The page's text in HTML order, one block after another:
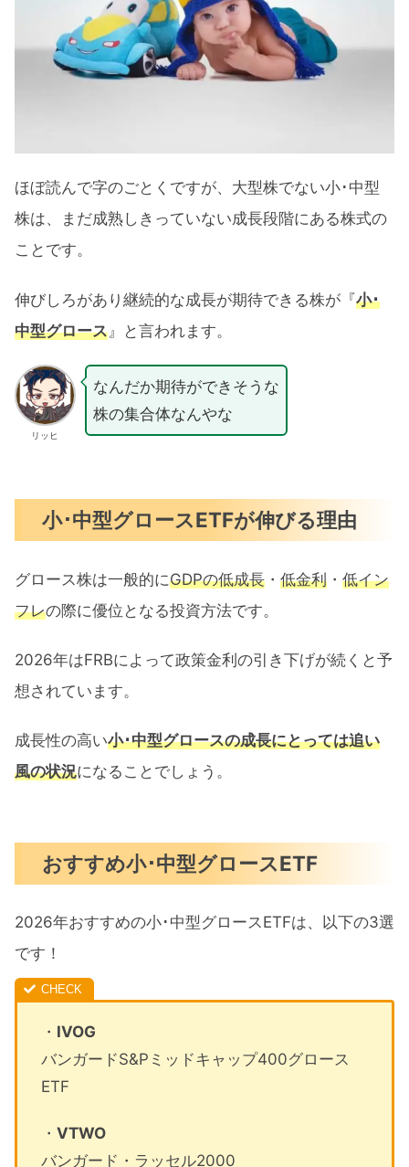
小･中型グロースETF比較チャート
小型株は相場の先行指標
ほぼ読んで字のごとくですが、大型株でない小･中型
株は、まだ成熟しきっていない成長段階にある株式の
ことです。
伸びしろがあり継続的な成長が期待できる株が『小･
中型グロース 』と言われます。
リッヒ
なんだか期待ができそうな
株の集合体なんやな
小･中型グロースETFが伸びる理由
グロース株は一般的にGDPの低成長 ・ 低金利 ・ 低イン
フレの際に優位となる投資方法です。
2026年はFRBによって政策金利の引き下げが続くと予
想されています。
成長性の高い小･中型グロースの成長にとっては追い
風の状況になることでしょう。
おすすめ小･中型グロースETF
2026年おすすめの小･中型グロースETFは、以下の3選
です！
・ IVOG
バンガードS&Pミッドキャップ400グロース
ETF
・ VTWO
バンガード・ラッセル2000